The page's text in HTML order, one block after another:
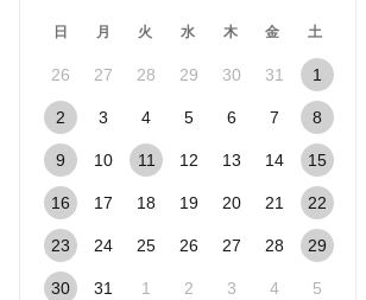
日 月 火 水 木 金 土
26 27 28 29 30 31 1
2 3 4 5 6 7 8
9 10 11 12 13 14 15
16 17 18 19 20 21 22
23 24 25 26 27 28 29
30 31 1 2 3 4 5